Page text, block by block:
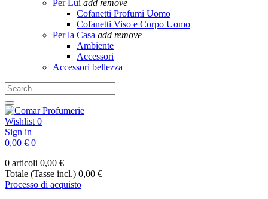
Per Lui add remove
Cofanetti Profumi Uomo
Cofanetti Viso e Corpo Uomo
Per la Casa add remove
Ambiente
Accessori
Accessori bellezza
Wishlist 0
Sign in
0,00 € 0
0 articoli 0,00 €
Totale (Tasse incl.) 0,00 €
Processo di acquisto